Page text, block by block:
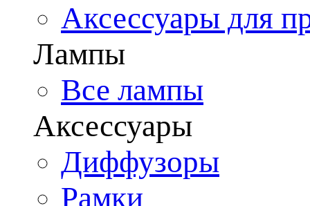
Аксессуары для
Лампы
Все лампы
Аксессуары
Диффузоры
Рамки